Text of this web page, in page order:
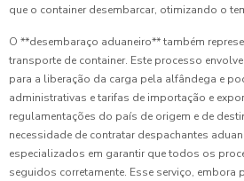
que o container desembarcar, otimizando o
O **desembaraço aduaneiro** também
transporte de container. Este processo
para a liberação da carga pela alfândega e
administrativas e tarifas de importação e
regulamentações do país de origem e de
necessidade de contratar despachantes
especializados em garantir que todos os
seguidos corretamente. Esse serviço, embora